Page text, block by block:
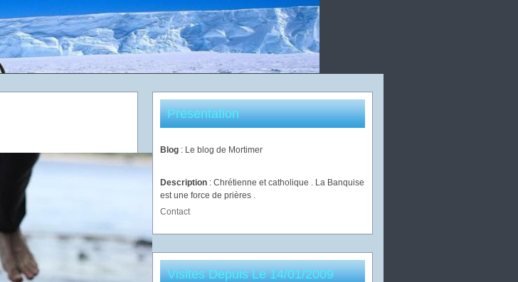
Présentation
Blog : Le blog de Mortimer
Description : Chrétienne et catholique . La Banquise
est une force de prières .
Contact
Visites Depuis Le 14/01/2009